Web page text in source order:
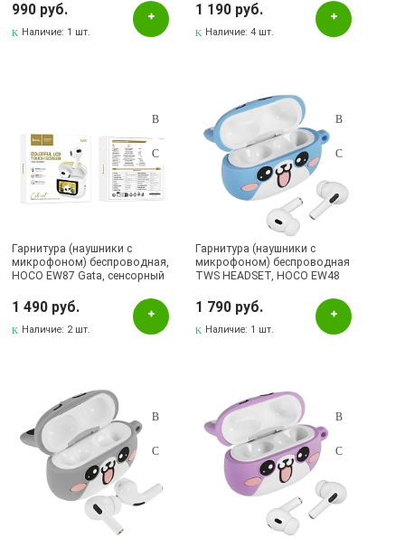
990 руб.
Наличие: 1 шт.
1 190 руб.
Наличие:4 шт.
Гарнитура (наушники с
микрофоном) беспроводная,
HOCO EW87 Gata, сенсорный
1 490 руб.
Наличие: 2 шт.
Гарнитура (наушники с
микрофоном) беспроводная
TWS HEADSET, HOCO EW48
футляром синий кот
1 790 руб.
Наличие: 1 шт.